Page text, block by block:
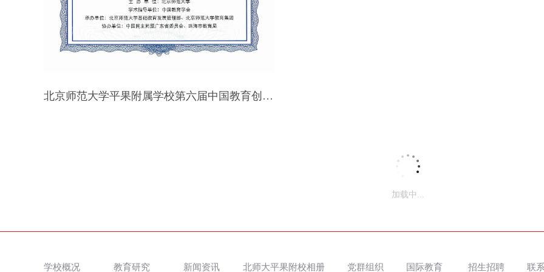
北京师范大学平果附属学校第六届中国教育创新成果公益博览会荣誉证书
加载中...
学校概况 教育研究 新闻资讯 北师大平果附校相册 党群组织 国际教育 招生招聘 联